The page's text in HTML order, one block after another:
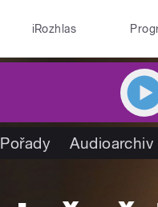
iRozhlas
Pořady Audioarchiv